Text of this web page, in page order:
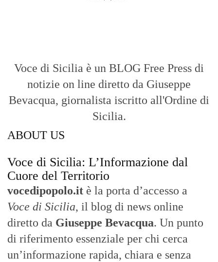
Voce di Sicilia è un BLOG Free Press di
notizie on line diretto da Giuseppe
Bevacqua, giornalista iscritto all'Ordine di
Sicilia.
ABOUT US
Voce di Sicilia: L’Informazione dal
Cuore del Territorio
vocedipopolo.it è la porta d’accesso a
Voce di Sicilia, il blog di news online
diretto da Giuseppe Bevacqua. Un punto
di riferimento essenziale per chi cerca
un’informazione rapida, chiara e senza